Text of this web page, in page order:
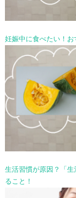
妊娠中に食べたい！お
生活習慣が原因？「
ること！